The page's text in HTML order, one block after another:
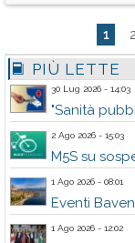
1 2
PIÙ LETTE
30 Lug 2026 - 14:03
"Sanità
2 Ago 2026 - 15:03
M5S su
1 Ago 2026 - 08:01
Eventi
1 Ago 2026 - 12:02